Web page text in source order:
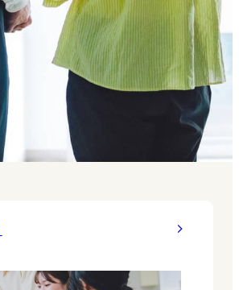
や、導入企業向けの育成
（カスタマーサクセス）の
仕組みを既存社員ととも
に構築していきます。 【ゆ
くゆくお任せしたいこと
（キャリアパス）】 『オーラ
ルBiz』の全国的なスキー
れば、新しい事業としてチ
の立案、実行： 営業活
動、セミナー活動などから
得られた情報をデータ化
し、次期施策につなげる
■データ分析： BI、
CRM、MAツール等を用
いて必要な情報抽出と分